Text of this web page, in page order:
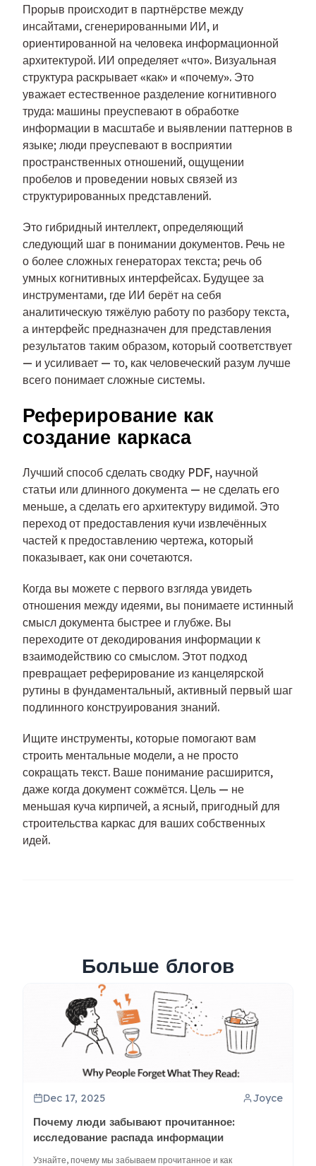
Прорыв происходит в партнёрстве между
инсайтами, сгенерированными ИИ, и
ориентированной на человека информационной
архитектурой. ИИ определяет «что». Визуальная
структура раскрывает «как» и «почему». Это
уважает естественное разделение когнитивного
труда: машины преуспевают в обработке
информации в масштабе и выявлении паттернов в
языке; люди преуспевают в восприятии
пространственных отношений, ощущении
пробелов и проведении новых связей из
структурированных представлений.
Это гибридный интеллект, определяющий
следующий шаг в понимании документов. Речь не
о более сложных генераторах текста; речь об
умных когнитивных интерфейсах. Будущее за
инструментами, где ИИ берёт на себя
аналитическую тяжёлую работу по разбору текста,
а интерфейс предназначен для представления
результатов таким образом, который соответствует
— и усиливает — то, как человеческий разум лучше
всего понимает сложные системы.
Реферирование как
создание каркаса
Лучший способ сделать сводку PDF, научной
статьи или длинного документа — не сделать его
меньше, а сделать его архитектуру видимой. Это
переход от предоставления кучи извлечённых
частей к предоставлению чертежа, который
показывает, как они сочетаются.
Когда вы можете с первого взгляда увидеть
отношения между идеями, вы понимаете истинный
смысл документа быстрее и глубже. Вы
переходите от декодирования информации к
взаимодействию со смыслом. Этот подход
превращает реферирование из канцелярской
рутины в фундаментальный, активный первый шаг
подлинного конструирования знаний.
Ищите инструменты, которые помогают вам
строить ментальные модели, а не просто
сокращать текст. Ваше понимание расширится,
даже когда документ сожмётся. Цель — не
меньшая куча кирпичей, а ясный, пригодный для
строительства каркас для ваших собственных
идей.
Больше блогов
Dec 17, 2025 Joyce
Почему люди забывают прочитанное:
исследование распада информации
Узнайте, почему мы забываем прочитанное и как